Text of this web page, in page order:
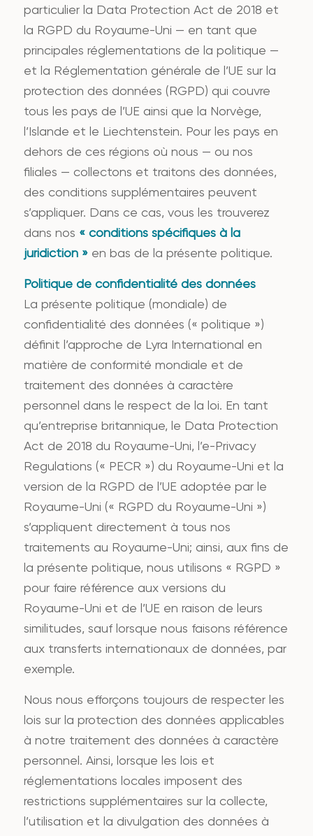
particulier la Data Protection Act de 2018 et
la RGPD du Royaume-Uni — en tant que
principales réglementations de la politique —
et la Réglementation générale de l’UE sur la
protection des données (RGPD) qui couvre
tous les pays de l’UE ainsi que la Norvège,
l’Islande et le Liechtenstein. Pour les pays en
dehors de ces régions où nous — ou nos
filiales — collectons et traitons des données,
des conditions supplémentaires peuvent
s’appliquer. Dans ce cas, vous les trouverez
dans nos « conditions spécifiques à la
juridiction »en bas de la présente politique.
Politique de confidentialité des données
La présente politique (mondiale) de
confidentialité des données (« politique »)
définit l’approche de Lyra International en
matière de conformité mondiale et de
traitement des données à caractère
personnel dans le respect de la loi. En tant
qu’entreprise britannique, le Data Protection
Act de 2018 du Royaume-Uni, l’e-Privacy
Regulations (« PECR ») du Royaume-Uni et la
version de la RGPD de l’UE adoptée par le
Royaume-Uni (« RGPD du Royaume-Uni »)
s’appliquent directement à tous nos
traitements au Royaume-Uni; ainsi, aux fins de
la présente politique, nous utilisons « RGPD »
pour faire référence aux versions du
Royaume-Uni et de l’UE en raison de leurs
similitudes, sauf lorsque nous faisons référence
aux transferts internationaux de données, par
exemple.
Nous nous efforçons toujours de respecter les
lois sur la protection des données applicables
à notre traitement des données à caractère
personnel. Ainsi, lorsque les lois et
réglementations locales imposent des
restrictions supplémentaires sur la collecte,
l’utilisation et la divulgation des données à